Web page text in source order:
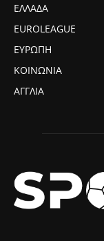
ΕΛΛΑΔΑ
EUROLEAGUE
ΕΥΡΩΠΗ
ΚΟΙΝΩΝΙΑ
ΑΓΓΛΙΑ